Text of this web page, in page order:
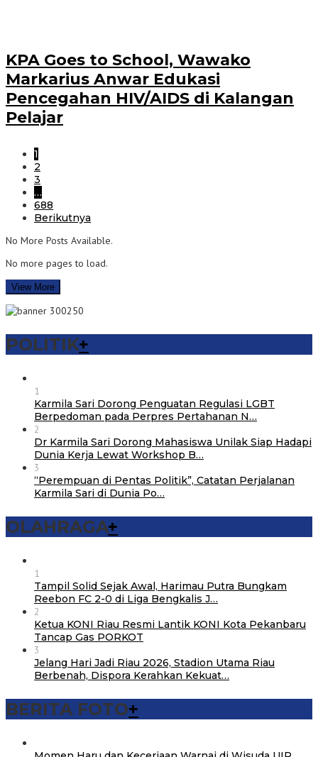
‎KPA Goes to School, Wawako
Markarius Anwar Edukasi
Pencegahan HIV/AIDS di Kalangan
Pelajar
1
2
3
…
688
Berikutnya
No More Posts Available.
No more pages to load.
View More
POLITIK+
1
Karmila Sari Dorong Penguatan Regulasi LGBT
Berpedoman pada Perpres Pertahanan N…
2
Dr Karmila Sari Dorong Mahasiswa Unilak Siap Hadapi
Dunia Kerja Lewat Workshop B…
3
“Perempuan di Pentas Politik”, Catatan Perjalanan
Karmila Sari di Dunia Po…
OLAHRAGA+
1
Tampil Solid Sejak Awal, Harimau Putra Bungkam
Reebon FC 2-0 di Liga Bengkalis J…
2
Ketua KONI Riau Resmi Lantik KONI Kota Pekanbaru
Tancap Gas PORKOT
3
Jelang Hari Jadi Riau 2026, Stadion Utama Riau
Berbenah, Dispora Kerahkan Kekuat…
BERITA FOTO+